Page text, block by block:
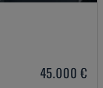
45.000 €